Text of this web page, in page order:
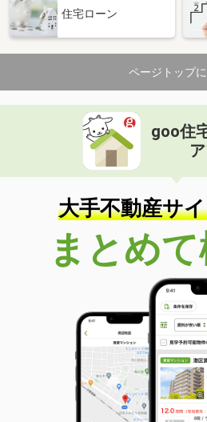
住宅ローン
ページトップ
goo住
大手不動産サ
まとめて